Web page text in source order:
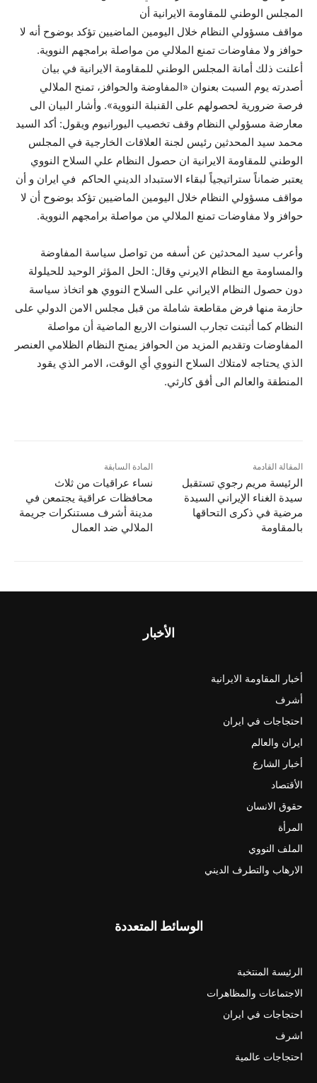
المجلس الوطني للمقاومة الايرانية أن
مواقف مسؤولي النظام خلال اليومين الماضيين تؤكد بوضوح أنه لا
حوافز ولا مفاوضات تمنع الملالي من مواصلة برامجهم النووية.
أعلنت ذلك أمانة المجلس الوطني للمقاومة الايرانية في بيان
أصدرته يوم السبت بعنوان «المفاوضة والحوافز، تمنح الملالي
فرصة ضرورية لحصولهم على القنبلة النووية». وأشار البيان الى
معارضة مسؤولي النظام وقف تخصيب اليورانيوم ويقول: أكد السيد
محمد سيد المحدثين رئيس لجنة العلاقات الخارجية في المجلس
الوطني للمقاومة الايرانية ان حصول النظام علي السلاح النووي
يعتبر ضماناً ستراتيجياً لبقاء الاستبداد الديني الحاكم في ايران و أن
مواقف مسؤولي النظام خلال اليومين الماضيين تؤكد بوضوح أن لا
حوافز ولا مفاوضات تمنع الملالي من مواصلة برامجهم النووية.
وأعرب سيد المحدثين عن أسفه من تواصل سياسة المفاوضة
والمساومة مع النظام الايرني وقال: الحل المؤثر الوحيد للحيلولة
دون حصول النظام الايراني على السلاح النووي هو اتخاذ سياسة
حازمة منها فرض مقاطعة شاملة من قبل مجلس الامن الدولي على
النظام كما أثبتت تجارب السنوات الاربع الماضية أن مواصلة
المفاوضات وتقديم المزيد من الحوافز يمنح النظام الظلامي العنصر
الذي يحتاجه لامتلاك السلاح النووي أي الوقت، الامر الذي يقود
المنطقة والعالم الى أفق كارثي.
المادة السابقة
نساء عراقيات من ثلاث
محافظات عراقية يجتمعن في
مدينة أشرف مستنكرات جريمة
الملالي ضد العمال
المقالة القادمة
الرئيسة مريم رجوي تستقبل
سيدة الغناء الإيراني السيدة
مرضية في ذكرى التحاقها
بالمقاومة
الأخبار
أخبار المقاومة الايرانية
أشرف
احتجاجات في ايران
ايران والعالم
أخبار الشارع
الأقتصاد
حقوق الانسان
المرأة
الملف النووي
الارهاب والتطرف الديني
الوسائط المتعددة
الرئيسة المنتخبة
الاجتماعات والمظاهرات
احتجاجات في ايران
اشرف
احتجاجات عالمية